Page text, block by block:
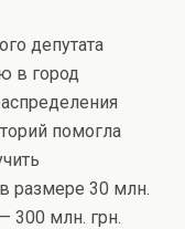
депутата
в город
помогла
размере 30 млн.
300 млн. грн.